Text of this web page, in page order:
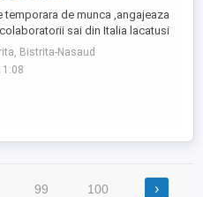
temporara de munca ,angajeaza
sai din Italia lacatusi
metalice si lacatusi
desen tehnic,cerem si
se percepe comision
Bistrita-Nasaud
99 100 ›